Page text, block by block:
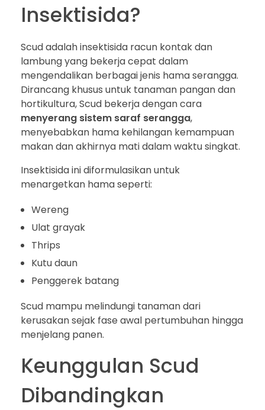
Insektisida?
Scud adalah insektisida racun kontak dan
lambung yang bekerja cepat dalam
mengendalikan berbagai jenis hama serangga.
Dirancang khusus untuk tanaman pangan dan
hortikultura, Scud bekerja dengan cara
menyerang sistem saraf serangga,
menyebabkan hama kehilangan kemampuan
makan dan akhirnya mati dalam waktu singkat.
Insektisida ini diformulasikan untuk
menargetkan hama seperti:
Wereng
Ulat grayak
Thrips
Kutu daun
Penggerek batang
Scud mampu melindungi tanaman dari
kerusakan sejak fase awal pertumbuhan hingga
menjelang panen.
Keunggulan Scud
Dibandingkan